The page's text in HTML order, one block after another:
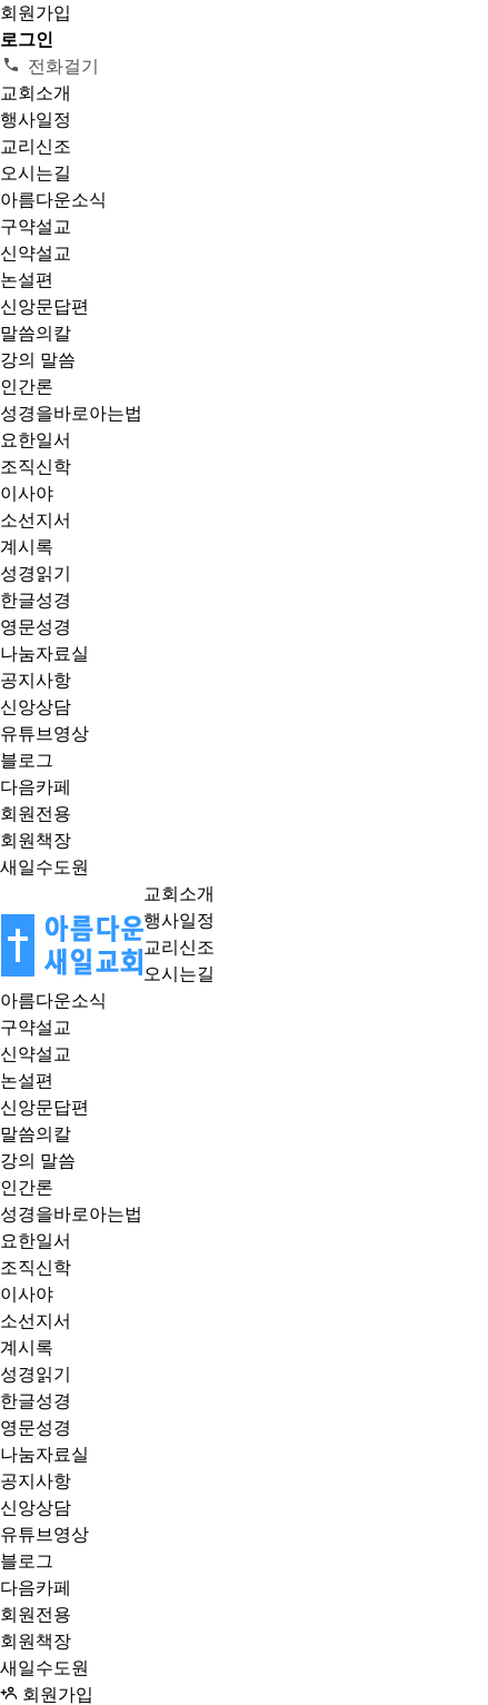
회원가입
로그인
전화걸기
교회소개
행사일정
교리신조
오시는길
아름다운소식
구약설교
신약설교
논설편
신앙문답편
말씀의칼
강의 말씀
인간론
성경을바로아는법
요한일서
조직신학
이사야
소선지서
계시록
성경읽기
한글성경
영문성경
나눔자료실
공지사항
신앙상담
유튜브영상
블로그
다음카페
회원전용
회원책장
새일수도원
교회소개
행사일정
교리신조
오시는길
아름다운소식
구약설교
신약설교
논설편
신앙문답편
말씀의칼
강의 말씀
인간론
성경을바로아는법
요한일서
조직신학
이사야
소선지서
계시록
성경읽기
한글성경
영문성경
나눔자료실
공지사항
신앙상담
유튜브영상
블로그
다음카페
회원전용
회원책장
새일수도원
회원가입